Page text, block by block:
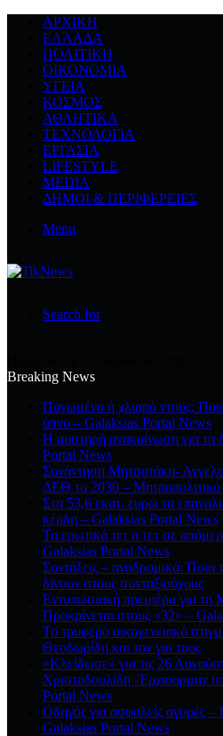
ΑΡΧΙΚΉ
ΕΛΛΆΔΑ
ΠΟΛΙΤΙΚΉ
ΟΙΚΟΝΟΜΊΑ
ΥΓΕΊΑ
ΚΌΣΜΟΣ
ΑΘΛΗΤΙΚΆ
ΤΕΧΝΟΛΟΓΙΆ
ΕΡΓΑΣΊΑ
LIFESTYLE
MEDIA
ΔΉΜΟΙ & ΠΕΡΙΦΈΡΕΙΕΣ
Menu
Search for
Breaking News
Παγωμένο ή χλιαρό ντους;
ύπνο – Galaksias Portal News
Η αυστηρή ανακοίνωση για τα
Portal News
Συνάντηση Μητσοτάκη-
ΔΕΘ το 2030 – Μητροπολιτικό
Στα 53,6 εκατ. ευρώ τα
κέρδη – Galaksias Portal News
Τα ερωτικά τετ α τετ σε
Galaksias Portal News
Συντάξεις – αναδρομικά: Ποια
δίνουν στους συνταξιούχους
Εντυπωσιακή πρεμιέρα για τη
Προκρίνεται στους «32» –
Το τρυφερό οικογενειακό
Θεοδωρίδη και τον γιο τους
«Κλείδωσε» για τις 26
Χριστοδουλίδη -Έρχιουρμαν
Portal News
Οδηγός για ασφαλείς αγορές –
Galaksias Portal News